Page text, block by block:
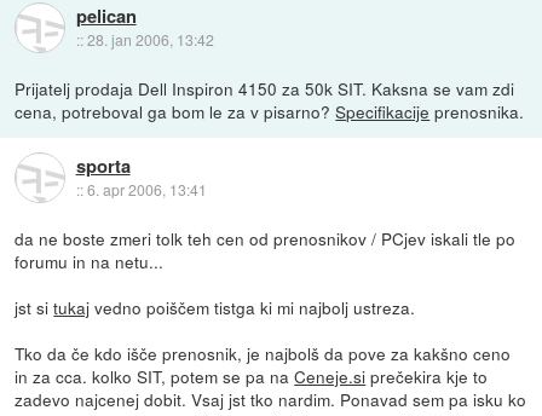
pelican
::28. jan 2006, 13:42
Prijatelj prodaja Dell Inspiron 4150 za 50k SIT. Kaksna se vam zdi
cena, potreboval ga bom le za v pisarno?Specifikacije prenosnika.
sporta
::6. apr 2006, 13:41
da ne boste zmeri tolk teh cen od prenosnikov / PCjev iskali tle po
forumu in na netu...
jst situkaj vedno poiščem tistga ki mi najbolj ustreza.
Tko da če kdo išče prenosnik, je najbolš da pove za kakšno ceno
in za cca. kolko SIT, potem se pa naCeneje.si prečekira kje to
zadevo najcenej dobit. Vsaj jst tko nardim. Ponavad sem pa isku ko